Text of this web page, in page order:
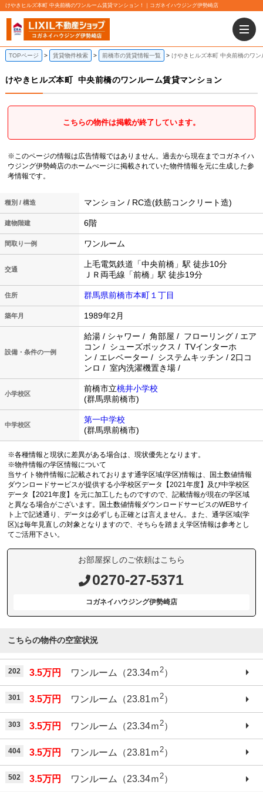
けやきヒルズ本町 中央前橋のワンルーム賃貸マンション！｜コガネイハウジング伊勢崎店
TOPページ 賃貸物件検索 前橋市の賃貸情報一覧 けやきヒルズ本町 中央前橋のワ
けやきヒルズ本町 中央前橋のワンルーム賃貸マンション
こちらの物件は掲載が終了しています。
※このページの情報は広告情報ではありません。過去から現在までコガネイハ
ウジング伊勢崎店のホームぺージに掲載されていた物件情報を元に生成した参
考情報です。
種別 / 構造 マンション / RC造(鉄筋コンクリート造)
建物階建 6階
間取り一例 ワンルーム
交通
上毛電気鉄道「中央前橋」駅 徒歩10分
ＪＲ両毛線「前橋」駅 徒歩19分
住所 群馬県前橋市本町１丁目
築年月 1989年2月
設備・条件の一例
給湯 / シャワー / 角部屋 / フローリング / エア
コン / シューズボックス / TVインターホ
ン / エレベーター / システムキッチン / 2口コ
ンロ / 室内洗濯機置き場 /
小学校区
前橋市立桃井小学校
(群馬県前橋市)
中学校区
第一中学校
(群馬県前橋市)
※各種情報と現状に差異がある場合は、現状優先となります。
※物件情報の学区情報について
当サイト物件情報に記載されております通学区域(学区)情報は、国土数値情報
ダウンロードサービスが提供する小学校区データ【2021年度】及び中学校区
データ【2021年度】を元に加工したものですので、記載情報が現在の学区域
と異なる場合がございます。国土数値情報ダウンロードサービスのWEBサイ
ト上で記述通り、データは必ずしも正確とは言えません。また、通学区域(学
区)は毎年見直しの対象となりますので、そちらを踏まえ学区情報は参考とし
てご活用下さい。
お部屋探しのご依頼はこちら
0270-27-5371
コガネイハウジング伊勢崎店
こちらの物件の空室状況
202 3.5万円 ワンルーム（23.34ｍ2）
301 3.5万円 ワンルーム（23.81ｍ2）
303 3.5万円 ワンルーム（23.34ｍ 2）
404 3.5万円 ワンルーム（23.81ｍ 2）
502 3.5万円 ワンルーム（23.34ｍ2）